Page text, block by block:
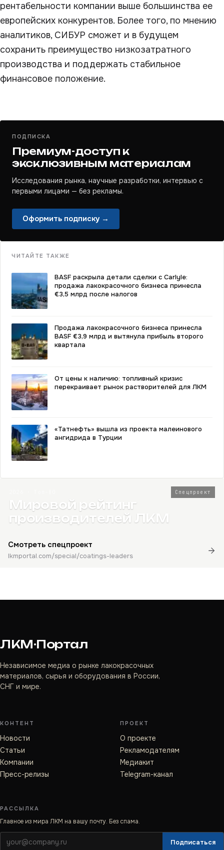
рентабельности компании выше большинства ее
европейских конкурентов. Более того, по мнению
аналитиков, СИБУР сможет и в будущем
сохранить преимущество низкозатратного
производства и поддержать стабильное
финансовое положение.
ПОДПИСКА
Премиум-доступ к
эксклюзивным материалам
Исследования рынка, научные разработки, интервью с
первыми лицами — без рекламы.
Оформить подписку →
ЧИТАЙТЕ ТАКЖЕ
BASF раскрыла детали сделки с Carlyle:
продажа лакокрасочного бизнеса принесла
€3,5 млрд после налогов
Продажа лакокрасочного бизнеса принесла
BASF €3,9 млрд и вытянула прибыль второго
квартала
От цены к наличию: топливный кризис
перекраивает рынок растворителей для ЛКМ
«Татнефть» вышла из проекта малеинового
ангидрида в Турции
Спецпроект
Мировой рейтинг
производителей ЛКМ
Смотреть спецпроект
lkmportal.com/special/coatings-leaders
ЛКМ·Портал
Независимое медиа о рынке лакокрасочных
материалов, сырья и оборудования в России,
СНГ и мире.
КОНТЕНТ
Новости
Статьи
Компании
Пресс-релизы
ПРОЕКТ
О проекте
Рекламодателям
Медиакит
Telegram-канал
РАССЫЛКА
Главное из мира ЛКМ на вашу почту. Без спама.
Подписаться